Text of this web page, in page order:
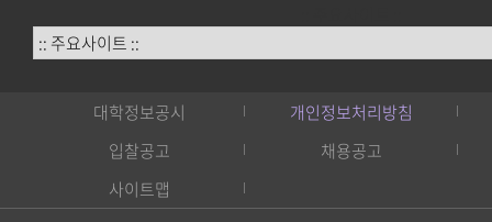
대학정보공시
개인정보처리방침
입찰공고
채용공고
사이트맵